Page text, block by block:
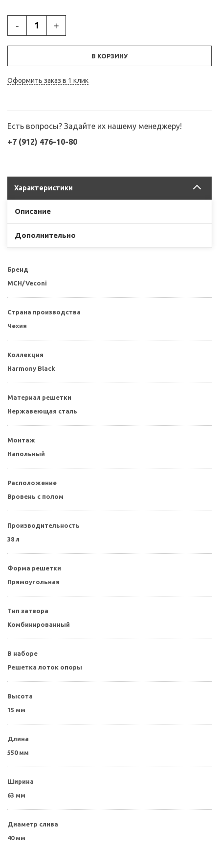
- +
В КОРЗИНУ
Оформить заказ в 1 клик
Есть вопросы? Задайте их нашему менеджеру!
+7 (912) 476-10-80
Характеристики
Описание
Дополнительно
Бренд
MCH/Veconi
Страна производства
Чехия
Коллекция
Harmony Black
Материал решетки
Нержавеющая сталь
Монтаж
Напольный
Расположение
Вровень с полом
Производительность
38 л
Форма решетки
Прямоугольная
Тип затвора
Комбинированный
В наборе
Решетка лоток опоры
Высота
15 мм
Длина
550 мм
Ширина
63 мм
Диаметр слива
40 мм